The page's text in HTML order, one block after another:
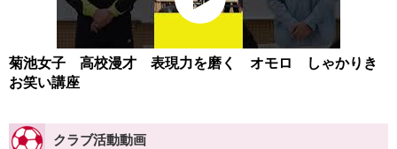
菊池女子 高校漫才 表現力を磨く オモロ しゃかりき
お笑い講座
クラブ活動動画